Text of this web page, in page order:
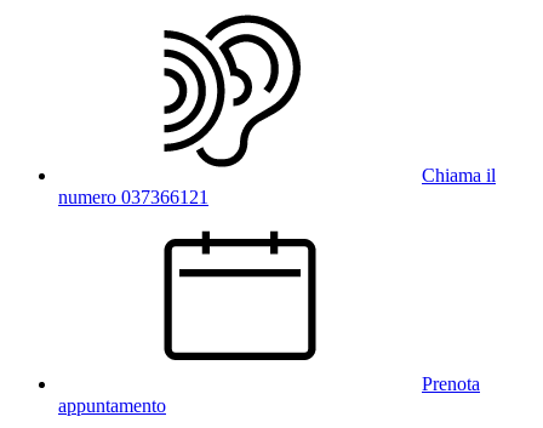
Chiama il
numero 037366121
Prenota
appuntamento